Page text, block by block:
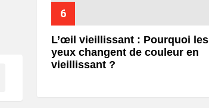
L’œil vieillissant : Pourquoi les
yeux changent de couleur en
vieillissant ?